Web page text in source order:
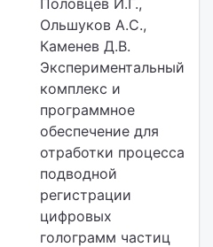
Половцев И.Г.,
Ольшуков А.С.,
Каменев Д.В.
Экспериментальный
комплекс и
программное
обеспечение для
отработки процесса
подводной
регистрации
цифровых
голограмм частиц